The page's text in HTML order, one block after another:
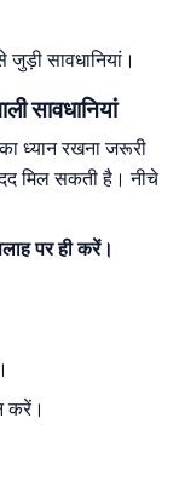
सावधानियां।
सावधानियां
ध्यान रखना जरूरी
मिल सकती है। नीचे
पर ही करें।
करें।